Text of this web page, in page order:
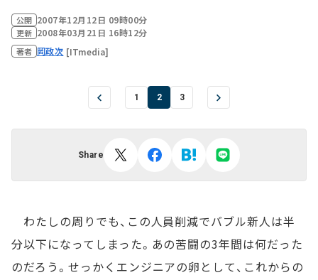
公開 2007年12月12日 09時00分
更新 2008年03月21日 16時12分
著者 岡政次 [ITmedia]
1 2 3
Share
わたしの周りでも、この人員削減でバブル新人は半
分以下になってしまった。あの苦闘の3年間は何だった
のだろう。せっかくエンジニアの卵として、これからの